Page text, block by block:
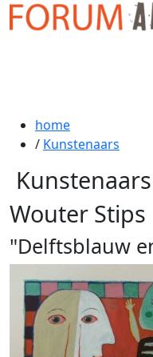
home
/ Kunstenaars
Kunstenaars
Wouter Stips
"Delftsblauw